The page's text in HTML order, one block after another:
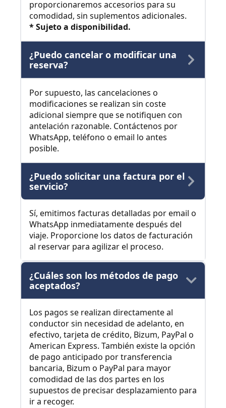
proporcionaremos accesorios para su
comodidad, sin suplementos adicionales.
* Sujeto a disponibilidad.
¿Puedo cancelar o modificar una
reserva?
Por supuesto, las cancelaciones o
modificaciones se realizan sin coste
adicional siempre que se notifiquen con
antelación razonable. Contáctenos por
WhatsApp, teléfono o email lo antes
posible.
¿Puedo solicitar una factura por el
servicio?
Sí, emitimos facturas detalladas por email o
WhatsApp inmediatamente después del
viaje. Proporcione los datos de facturación
al reservar para agilizar el proceso.
¿Cuáles son los métodos de pago
aceptados?
Los pagos se realizan directamente al
conductor sin necesidad de adelanto, en
efectivo, tarjeta de crédito, Bizum, PayPal o
American Express. También existe la opción
de pago anticipado por transferencia
bancaria, Bizum o PayPal para mayor
comodidad de las dos partes en los
supuestos de precisar desplazamiento para
ir a recoger.